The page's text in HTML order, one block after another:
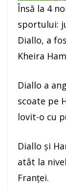
Însă la 4
sportului:
Diallo, a
Kheira
Diallo a
scoate pe
lovit-o cu
Diallo şi
atât la
Franţei.